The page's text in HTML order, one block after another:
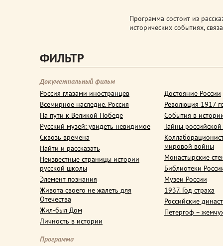
Программа состоит из
исторических событиях,
ФИЛЬТР
Документальный фильм
Россия глазами иностранцев
Всемирное наследие. Россия
На пути к Великой Победе
Русский музей: увидеть невидимое
Сквозь времена
Найти и рассказать
Неизвестные страницы истории
русской школы
Элемент познания
Живота своего не жалеть для
Отечества
Жил-был Дом
Личность в истории
Достояние России
Революция 1917
События в
Тайны
мировой войны
Монастырские
Библиотеки
Музеи России
1937. Год страха
Российские
Петергоф –
Программа